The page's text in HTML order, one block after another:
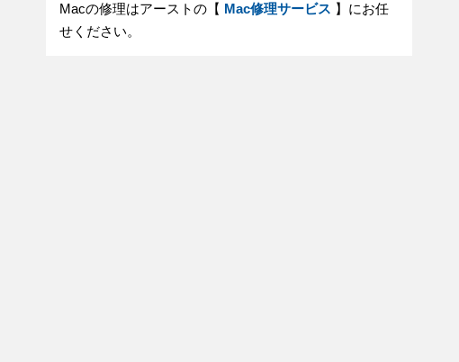
Macの修理はアーストの【 Mac修理サービス 】にお任
せください。